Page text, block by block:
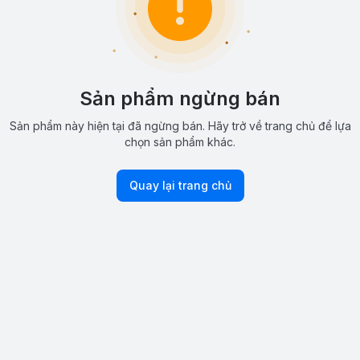
Sản phẩm ngừng bán
Sản phẩm này hiện tại đã ngừng bán. Hãy trở về trang chủ để lựa
chọn sản phẩm khác.
Quay lại trang chủ